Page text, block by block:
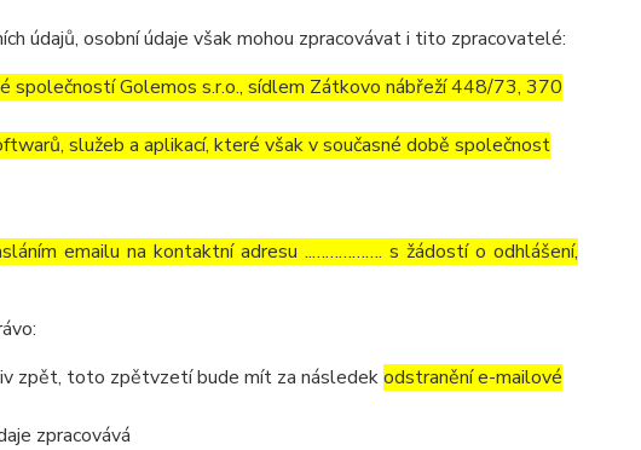
údajů, osobní údaje však mohou zpracovávat i tito zpracovatelé:
společností Golemos s.r.o., sídlem Zátkovo nábřeží 448/73, 370
služeb a aplikací, které však v současné době společnost
emailu na kontaktní adresu ..……………. s žádostí o odhlášení,
zpět, toto zpětvzetí bude mít za následekodstranění e-mailové
zpracovává